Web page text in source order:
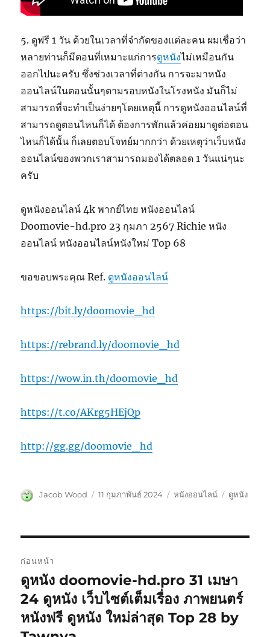
5. ดูฟรี 1 วัน ด้วยในเวลาที่จำกัดของแต่ละคน ผมเชื่อว่า
หลายท่านก็มีตอนที่เหมาะแก่การดูหนังไม่เหมือนกัน
ออกไปนะครับ ซึ่งช่วงเวลาที่ต่างกัน การจะมาหนัง
ออนไลน์ในตอนนั้นๆตามรอบหนังในโรงหนัง มันก็ไม่
สามารถที่จะทำเป็นง่ายๆโดยเหตุนี้ การดูหนังออนไลน์ที่
สามารถดูตอนไหนก็ได้ ต้องการพักแล้วค่อยมาดูต่อตอน
ไหนก็ได้นั้น ก็เลยตอบโจทย์มากกว่า ด้วยเหตุว่าเว็บหนัง
ออนไลน์ของพวกเราสามารถมองได้ตลอด 1 วันแน่ๆนะ
ครับ
ดูหนังออนไลน์ 4k พากย์ไทย หนังออนไลน์
Doomovie-hd.pro 23 กุมภา 2567 Richie หนัง
ออนไลน์ หนังออนไลน์หนังใหม่ Top 68
ขอขอบพระคุณ Ref. ดูหนังออนไลน์
https://bit.ly/doomovie_hd
https://rebrand.ly/doomovie_hd
https://wow.in.th/doomovie_hd
https://t.co/AKrg5HEjQp
http://gg.gg/doomovie_hd
ผู้Jacob Wood
เขียน
11 กุมภาพันธ์ 2024
หมวด
หนังออนไลน์
ป้าย
ดูหนัง
เรื่อง
ก่อนหน้า
เรื่อง
ก่อน
หน้า:
ดูหนัง doomovie-hd.pro 31 เมษา
24 ดูหนัง เว็บไซต์เต็มเรื่อง ภาพยนตร์
หนังฟรี ดูหนัง ใหม่ล่าสุด Top 28 by